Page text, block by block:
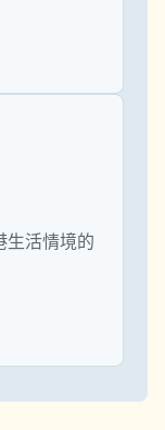
生活情境的